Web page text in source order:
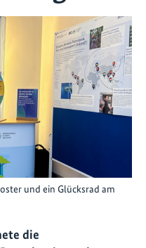
und ein Glücksrad am
die